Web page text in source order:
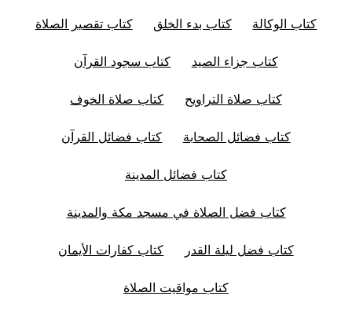
كتاب الوكالة كتاب بدء الخلق كتاب تقصير الصلاة
كتاب جزاء الصيد كتاب سجود القرآن
كتاب صلاة التراويح كتاب صلاة الخوف
كتاب فضائل الصحابة كتاب فضائل القرآن
كتاب فضائل المدينة
كتاب فضل الصلاة في مسجد مكة والمدينة
كتاب فضل ليلة القدر كتاب كفارات الأيمان
كتاب مواقيت الصلاة